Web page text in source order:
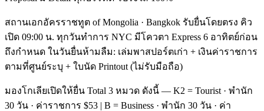
สถานเอกอัครราชทูต of Mongolia · Bangkok รับยื่นโดยตรง คิว
เปิด 09:00 น. ทุกวันทำการ NYC มีโควตา Express 6 อาทิตย์ก่อน
ถึงกำหนด ในวันยื่นห้ามลืม: เล่มพาสปอร์ตเก่า + เงินค่าราชการ
ตามที่ศูนย์ระบุ + ใบนัด Printout (ไม่รับมือถือ)
มองโกเลียเปิดให้ยื่น Total 3 หมวด ดังนี้ — K2 = Tourist · พำนัก
30 วัน · ค่าราชการ $53 | B = Business · พำนัก 30 วัน · ค่า